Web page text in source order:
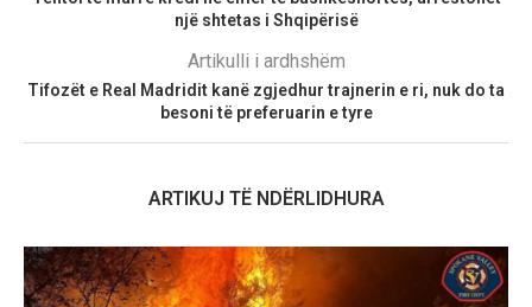
një shtetas i Shqipërisë
Artikulli i ardhshëm
Tifozët e Real Madridit kanë zgjedhur trajnerin e ri, nuk do ta
besoni të preferuarin e tyre
ARTIKUJ TË NDËRLIDHURA